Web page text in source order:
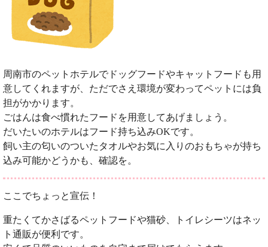
周南市のペットホテルでドッグフードやキャットフードも用
意してくれますが、ただでさえ環境が変わってペットには負
担がかかります。
ごはんは食べ慣れたフードを用意してあげましょう。
だいたいのホテルはフード持ち込みOKです。
飼い主の匂いのついたタオルやお気に入りのおもちゃが持ち
込み可能かどうかも、確認を。
ここでちょっと宣伝！
重たくてかさばるペットフードや猫砂、トイレシーツはネッ
ト通販が便利です。